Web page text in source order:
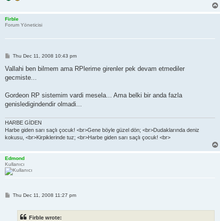
Firble
Forum Yöneticisi
P
s
Thu Dec 11, 2008 10:43 pm
Vallahi ben bilmem ama RPlerime girenler pek devam etmediler
gecmiste...
Gordeon RP sistemim vardi mesela... Ama belki bir anda fazla
genisledigindendir olmadi...
HARBE GİDEN
Harbe giden sarı saçlı çocuk! <br>Gene böyle güzel dön; <br>Dudaklarında deniz
kokusu, <br>Kirpiklerinde tuz; <br>Harbe giden sarı saçlı çocuk! <br>
Edmond
Kullanıcı
PThu Dec 11, 2008 11:27 pm
Firble wrote: